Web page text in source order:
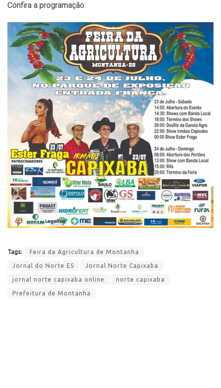
Confira a programação:
Tags: Feira da Agricultura de Montanha
Jornal do Norte ES Jornal Norte Capixaba
jornal norte capixaba online norte capixaba
Prefeitura de Montanha